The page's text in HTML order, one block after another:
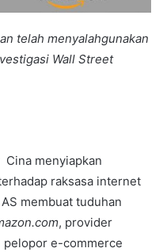
telah menyalahgunakan
Wall Street
Cina menyiapkan
raksasa internet
membuat tuduhan
, provider
pelopor e-commerce